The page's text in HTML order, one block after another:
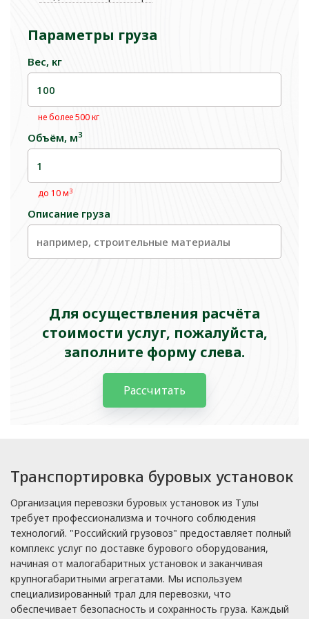
Параметры груза
Вес, кг
не более 500 кг
Объём, м3
до 10 м3
Описание груза
Для осуществления расчёта
стоимости услуг, пожалуйста,
заполните форму слева.
Рассчитать
Транспортировка буровых установок
Организация перевозки буровых установок из Тулы
требует профессионализма и точного соблюдения
технологий. "Российский грузовоз" предоставляет полный
комплекс услуг по доставке бурового оборудования,
начиная от малогабаритных установок и заканчивая
крупногабаритными агрегатами. Мы используем
специализированный трал для перевозки, что
обеспечивает безопасность и сохранность груза. Каждый